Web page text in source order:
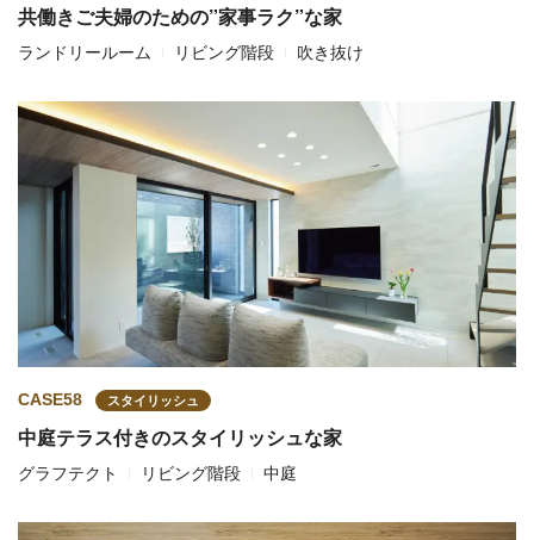
共働きご夫婦のための”家事ラク”な家
ランドリールーム リビング階段 吹き抜け
CASE58 スタイリッシュ
中庭テラス付きのスタイリッシュな家
グラフテクト リビング階段 中庭